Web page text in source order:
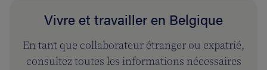
Vivre et travailler en Belgique
En tant que collaborateur étranger ou expatrié,
consultez toutes les informations nécessaires